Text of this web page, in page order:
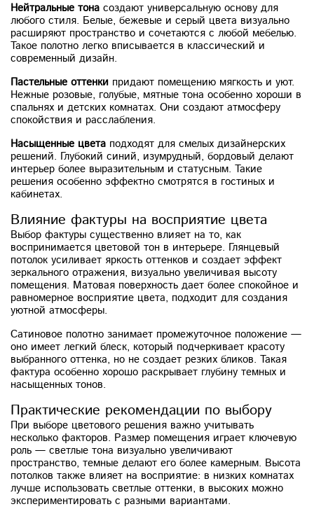
Нейтральные тона создают универсальную основу для
любого стиля. Белые, бежевые и серый цвета визуально
расширяют пространство и сочетаются с любой мебелью.
Такое полотно легко вписывается в классический и
современный дизайн.
Пастельные оттенки придают помещению мягкость и уют.
Нежные розовые, голубые, мятные тона особенно хороши в
спальнях и детских комнатах. Они создают атмосферу
спокойствия и расслабления.
Насыщенные цвета подходят для смелых дизайнерских
решений. Глубокий синий, изумрудный, бордовый делают
интерьер более выразительным и статусным. Такие
решения особенно эффектно смотрятся в гостиных и
кабинетах.
Влияние фактуры на восприятие цвета
Выбор фактуры существенно влияет на то, как
воспринимается цветовой тон в интерьере. Глянцевый
потолок усиливает яркость оттенков и создает эффект
зеркального отражения, визуально увеличивая высоту
помещения. Матовая поверхность дает более спокойное и
равномерное восприятие цвета, подходит для создания
уютной атмосферы.
Сатиновое полотно занимает промежуточное положение —
оно имеет легкий блеск, который подчеркивает красоту
выбранного оттенка, но не создает резких бликов. Такая
фактура особенно хорошо раскрывает глубину темных и
насыщенных тонов.
Практические рекомендации по выбору
При выборе цветового решения важно учитывать
несколько факторов. Размер помещения играет ключевую
роль — светлые тона визуально увеличивают
пространство, темные делают его более камерным. Высота
потолков также влияет на восприятие: в низких комнатах
лучше использовать светлые оттенки, в высоких можно
экспериментировать с разными вариантами.